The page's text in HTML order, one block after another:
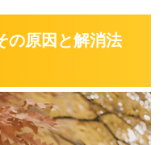
の原因と解消法